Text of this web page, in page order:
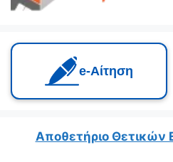
e‑Αίτηση
Αποθετήριο Θετικών